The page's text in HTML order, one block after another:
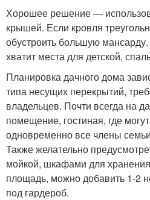
Хорошее решение —
крышей. Если кровля
обустроить большую
хватит места для детской,
Планировка дачного дома
типа несущих перекрытий,
владельцев. Почти всегда на
помещение, гостиная, где
одновременно все члены
Также желательно
мойкой, шкафами для
площадь, можно добавить 1-2
под гардероб.